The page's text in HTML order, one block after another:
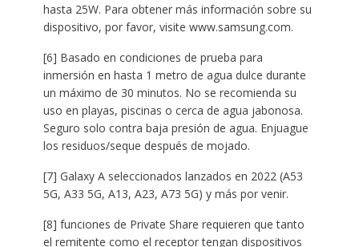
hasta 25W. Para obtener más información sobre su
dispositivo, por favor, visite www.samsung.com.
[6] Basado en condiciones de prueba para
inmersión en hasta 1 metro de agua dulce durante
un máximo de 30 minutos. No se recomienda su
uso en playas, piscinas o cerca de agua jabonosa.
Seguro solo contra baja presión de agua. Enjuague
los residuos/seque después de mojado.
[7] Galaxy A seleccionados lanzados en 2022 (A53
5G, A33 5G, A13, A23, A73 5G) y más por venir.
[8] funciones de Private Share requieren que tanto
el remitente como el receptor tengan dispositivos